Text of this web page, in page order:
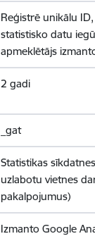
Reģistrē unikālu
statistisko datu
apmeklētājs
2 gadi
_gat
Statistikas
uzlabotu vietnes
pakalpojumus)
Izmanto Google